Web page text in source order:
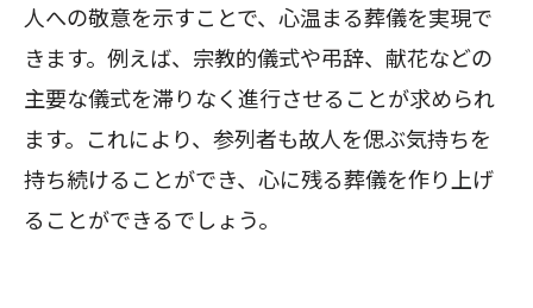
人への敬意を示すことで、心温まる葬儀を実現で
きます。例えば、宗教的儀式や弔辞、献花などの
主要な儀式を滞りなく進行させることが求められ
ます。これにより、参列者も故人を偲ぶ気持ちを
持ち続けることができ、心に残る葬儀を作り上げ
ることができるでしょう。